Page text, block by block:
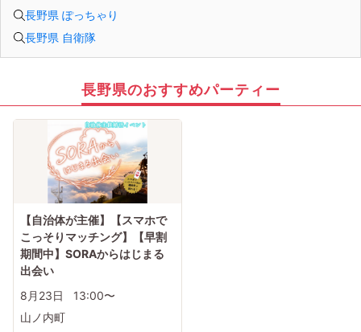
長野県 ぽっちゃり
長野県 自衛隊
長野県のおすすめパーティー
【自治体が主催】【スマホで
こっそりマッチング】【早割
期間中】SORAからはじまる
出会い
8月23日
13:00〜
山ノ内町